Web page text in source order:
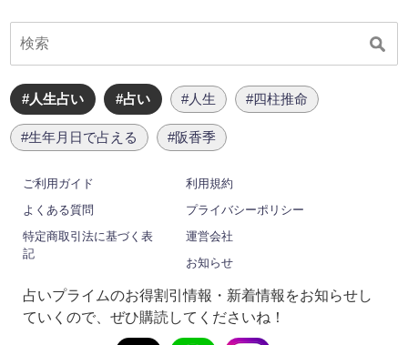
#人生占い #占い #人生 #四柱推命
#生年月日で占える #阪香季
ご利用ガイド
利用規約
よくある質問
プライバシーポリシー
特定商取引法に基づく表
記
運営会社
お知らせ
占いプライムのお得割引情報・新着情報をお知らせし
ていくので、ぜひ購読してくださいね！